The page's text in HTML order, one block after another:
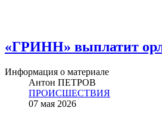
«ГРИНН» выплатит
Информация о материале
Антон ПЕТРОВ
ПРОИСШЕСТВИЯ
07 мая 2026